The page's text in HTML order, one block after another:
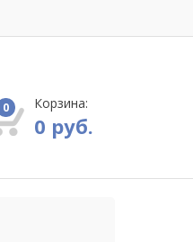
0 Корзина:
0 руб.